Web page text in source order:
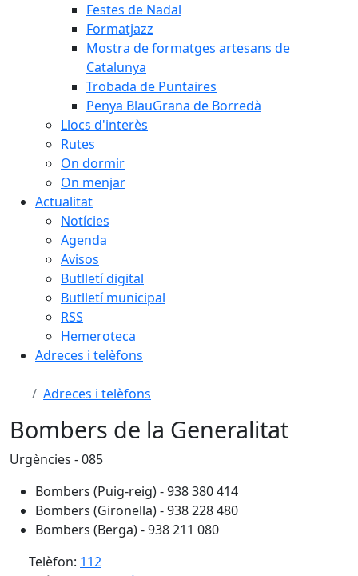
Festes de Nadal
Formatjazz
Mostra de formatges artesans de
Catalunya
Trobada de Puntaires
Penya BlauGrana de Borredà
Llocs d'interès
Rutes
On dormir
On menjar
Actualitat
Notícies
Agenda
Avisos
Butlletí digital
Butlletí municipal
RSS
Hemeroteca
Adreces i telèfons
Adreces i telèfons
Bombers de la Generalitat
Urgències - 085
Bombers (Puig-reig) - 938 380 414
Bombers (Gironella) - 938 228 480
Bombers (Berga) - 938 211 080
Telèfon: 112